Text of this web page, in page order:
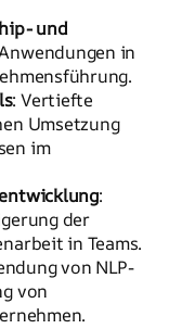
und
in
: Vertiefte
Umsetzung
im
:
der
in Teams.
von NLP-
von